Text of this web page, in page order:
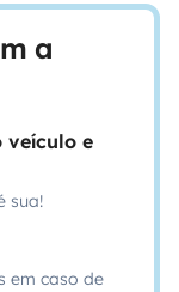
a
veículo e
sua!
em caso de